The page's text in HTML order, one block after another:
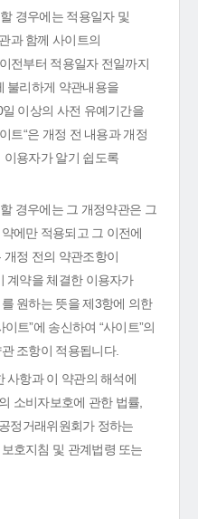
경우에는 적용일자 및
과 함께 사이트의
전부터 적용일자 전일까지
불리하게 약관내용을
이상의 사전 유예기간을
트“은 개정 전 내용과 개정
이용자가 알기 쉽도록
경우에는 그 개정약관은 그
에만 적용되고 그 이전에
정 전의 약관조항이
계약을 체결한 이용자가
원하는 뜻을 제3항에 의한
트”에 송신하여 “사이트”의
조항이 적용됩니다.
항과 이 약관의 해석에
소비자보호에 관한 법률,
정거래위원회가 정하는
호지침 및 관계법령 또는